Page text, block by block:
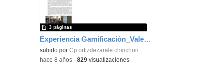
Experiencia Gamificación_Valentín Domínguez
subido porCp ortizdezarate chinchon
3 páginas
-hace 8 años -829 visualizaciones